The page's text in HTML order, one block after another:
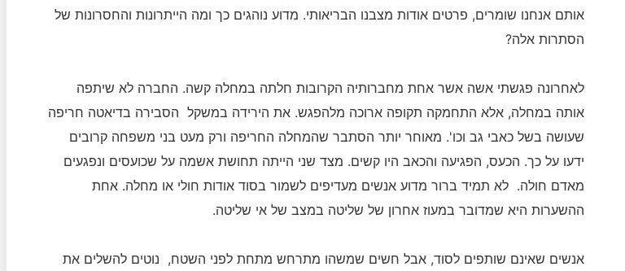
אותם אנחנו שומרים, פרטים אודות מצבנו הבריאותי. מדוע נוהגים כך ומה הייתרונות והחסרונות של
הסתרות אלה?
לאחרונה פגשתי אשה אשר אחת מחברותיה הקרובות חלתה במחלה קשה. החברה לא שיתפה
אותה במחלה, אלא התחמקה תקופה ארוכה מלהפגש. את הירידה במשקל הסבירה בדיאטה חריפה
שעושה בשל כאבי גב וכו'. מאוחר יותר הסתבר שהמחלה החריפה ורק מעט בני משפחה קרובים
ידעו על כך. הכעס, הפגיעה והכאב היו קשים. מצד שני הייתה תחושת אשמה על שכועסים ונפגעים
מאדם חולה. לא תמיד ברור מדוע אנשים מעדיפים לשמור בסוד אודות חולי או מחלה. אחת
ההשערות היא שמדובר במעוז אחרון של שליטה במצב של אי שליטה.
אנשים שאינם שותפים לסוד, אבל חשים שמשהו מתרחש מתחת לפני השטח, נוטים להשלים את